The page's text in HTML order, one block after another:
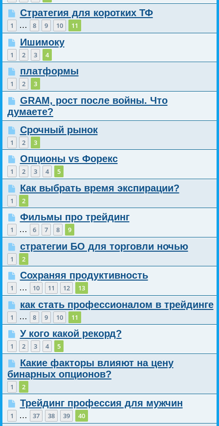
Стратегия для коротких ТФ
1 … 8 9 10 11
Ишимоку
1 2 3 4
платформы
1 2 3
GRAM, рост после войны. Что
думаете?
Срочный рынок
1 2 3
Опционы vs Форекс
1 2 3 4 5
Как выбрать время экспирации?
1 2
Фильмы про трейдинг
1 … 6 7 8 9
стратегии БО для торговли ночью
1 2
Сохраняя продуктивность
1 … 10 11 12 13
как стать профессионалом в трейдинге
1 … 8 9 10 11
У кого какой рекорд?
1 2 3 4 5
Какие факторы влияют на цену
бинарных опционов?
1 2
Трейдинг профессия для мужчин
1 … 37 38 39 40